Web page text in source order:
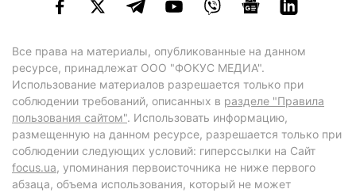
Все права на материалы, опубликованные на данном
ресурсе, принадлежат ООО "ФОКУС МЕДИА".
Использование материалов разрешается только при
соблюдении требований, описанных в разделе "Правила
пользования сайтом". Использовать информацию,
размещенную на данном ресурсе, разрешается только при
соблюдении следующих условий: гиперссылки на Сайт
focus.ua, упоминания первоисточника не ниже первого
абзаца, объема использования, который не может